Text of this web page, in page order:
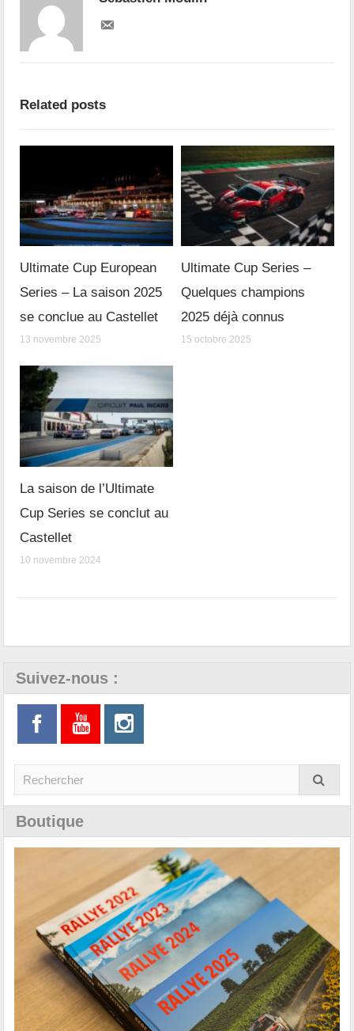
Related posts
Ultimate Cup European
Series – La saison 2025
se conclue au Castellet
13 novembre 2025
Ultimate Cup Series –
Quelques champions
2025 déjà connus
15 octobre 2025
La saison de l’Ultimate
Cup Series se conclut au
Castellet
10 novembre 2024
Suivez-nous :
Boutique